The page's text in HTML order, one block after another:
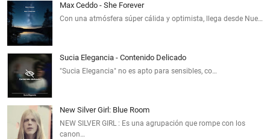
Max Ceddo - She Forever
Con una atmósfera súper cálida y optimista, llega desde Nue…
Sucia Elegancia - Contenido Delicado
"Sucia Elegancia" no es apto para sensibles, co…
New Silver Girl: Blue Room
NEW SILVER GIRL : Es una agrupación que rompe con los
canon…